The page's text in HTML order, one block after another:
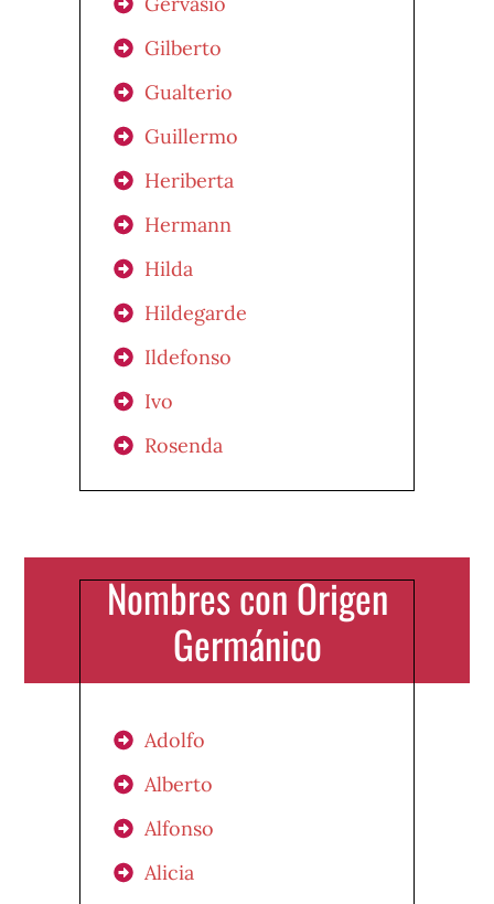
Gilberto
Gualterio
Guillermo
Heriberta
Hermann
Hilda
Hildegarde
Ildefonso
Ivo
Rosenda
Nombres con Origen
Germánico
Adolfo
Alberto
Alfonso
Alicia